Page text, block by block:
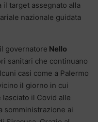
target assegnato alla
nazionale guidata
governatore Nello
sanitari che continuano
casi come a Palermo
il giorno in cui
il Covid alle
somministrazione ai